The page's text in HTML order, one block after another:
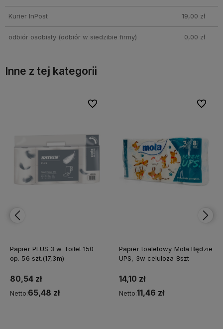
Kurier InPost 19,00 zł
odbiór osobisty(odbiór w siedzibie firmy) 0,00 zł
Inne z tej kategorii
Papier PLUS 3 w Toilet 150
op. 56 szt.(17,3m)
80,54 zł
Netto:65,48 zł
Do ulubionych
Do ulubionych
Papier toaletowy Mola Będzie
UPS, 3w celuloza 8szt
14,10 zł
Netto:11,46 zł
Do
Do